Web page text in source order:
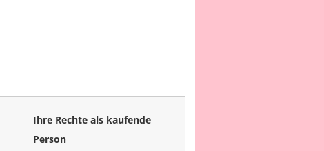
Ihre Rechte als kaufende
Person